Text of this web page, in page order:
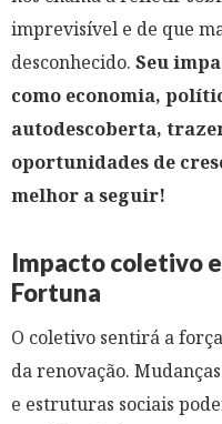
imprevisível e de que
desconhecido. Seu
como economia,
autodescoberta,
oportunidades de
melhor a seguir!
Impacto coletivo
Fortuna
O coletivo sentirá a
da renovação.
e estruturas sociais